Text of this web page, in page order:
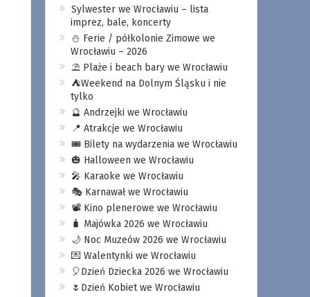
Sylwester we Wrocławiu – lista
imprez, bale, koncerty
⛄️ Ferie / półkolonie Zimowe we
Wrocławiu – 2026
⛱️ Plaże i beach bary we Wrocławiu
⛺️Weekend na Dolnym Śląsku i nie
tylko
🔮 Andrzejki we Wrocławiu
📍 Atrakcje we Wrocławiu
🎟️ Bilety na wydarzenia we Wrocławiu
🎃 Halloween we Wrocławiu
🎤 Karaoke we Wrocławiu
🎭 Karnawał we Wrocławiu
📽️ Kino plenerowe we Wrocławiu
🧳 Majówka 2026 we Wrocławiu
🌙 Noc Muzeów 2026 we Wrocławiu
💌 Walentynki we Wrocławiu
🎈Dzień Dziecka 2026 we Wrocławiu
🌷Dzień Kobiet we Wrocławiu